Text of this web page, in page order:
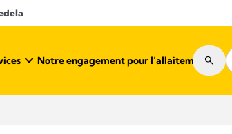
Notre engagement pour l’allaitement